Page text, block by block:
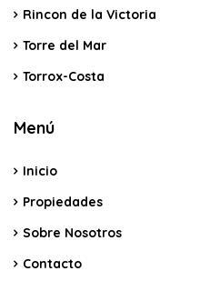
Rincon de la Victoria
Torre del Mar
Torrox-Costa
Menú
Inicio
Propiedades
Sobre Nosotros
Contacto